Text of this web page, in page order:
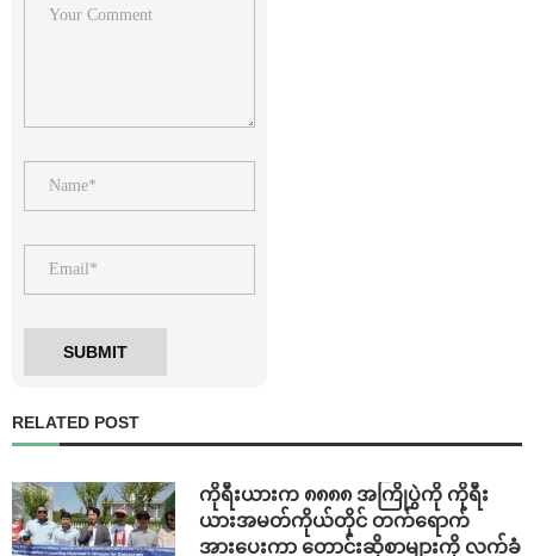
RELATED POST
ကိုရီးယားက ၈၈၈၈ အကြိုပွဲကို ကိုရီး
ယားအမတ်ကိုယ်တိုင် တက်ရောက်
အားပေးကာ တောင်းဆိုစာများကို လက်ခံ